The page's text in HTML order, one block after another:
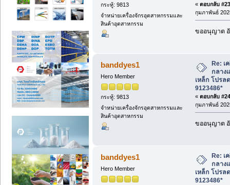
กระทู้: 9813
จำหน่ายเครื่องจักรอุตสาหกรรมและ
สินค้าอุตสาหกรรม
« ตอบกลับ
กุมภาพันธ์
ขออนุญาต
banddyes1
Hero Member
กระทู้: 9813
จำหน่ายเครื่องจักรอุตสาหกรรมและ
สินค้าอุตสาหกรรม
Re: เ
กลาง
เหล็ก โปรล
9123486*
« ตอบกลับ
กุมภาพันธ์
ขออนุญาต
banddyes1
Hero Member
Re: เ
กลาง
เหล็ก โปรล
9123486*